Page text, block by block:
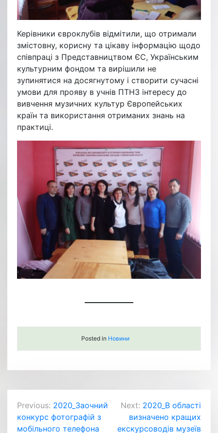
Керівники євроклубів відмітили, що отримали
змістовну, корисну та цікаву інформацію щодо
співпраці з Представництвом ЄС, Українським
культурним фондом та вирішили не
зупинятися на досягнутому і створити сучасні
умови для прояву в учнів ПТНЗ інтересу до
вивчення музичних культур Європейських
країн та використання отриманих знань на
практиці.
Posted in Новини
Навігація
записів
Previous: 2020_Заочний
конкурс фотографій з
мобільного телефона
Next: 2020_В області
визначено кращих
екскурсоводів музеїв